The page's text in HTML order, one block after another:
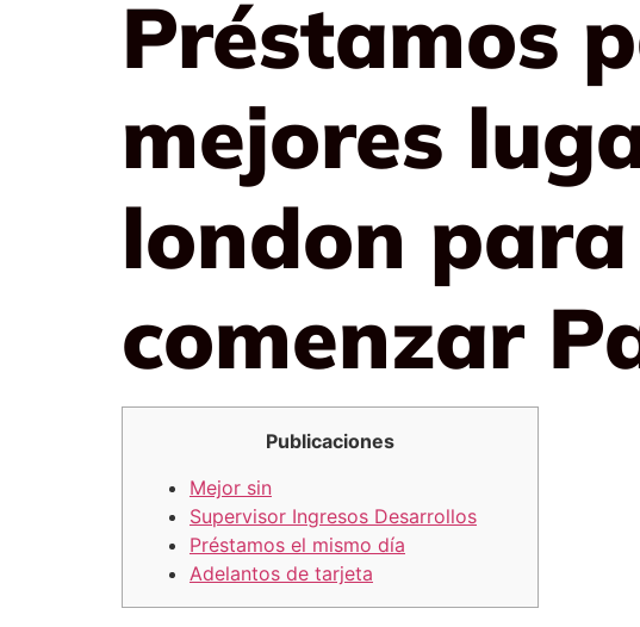
Préstamos
mejores
london
comenzar
Publicaciones
Mejor sin
Supervisor Ingresos Desarrollos
Préstamos el mismo día
Adelantos de tarjeta